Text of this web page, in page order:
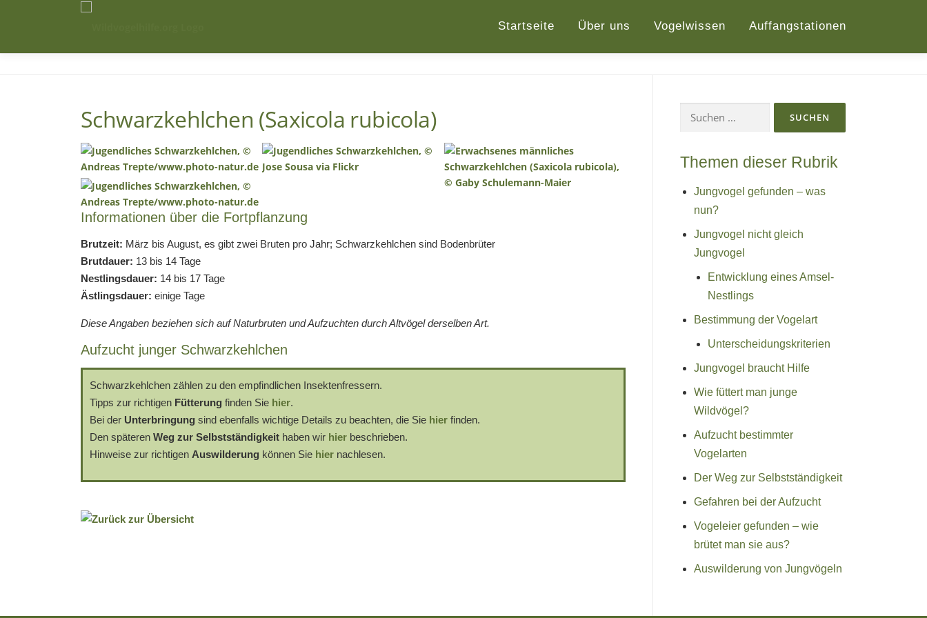
Startseite Über uns Vogelwissen Auffangstationen
Schwarzkehlchen (Saxicola rubicola)
Informationen über die Fortpflanzung
Brutzeit: März bis August, es gibt zwei Bruten pro Jahr; Schwarzkehlchen sind Bodenbrüter
Brutdauer: 13 bis 14 Tage
Nestlingsdauer: 14 bis 17 Tage
Ästlingsdauer: einige Tage
Diese Angaben beziehen sich auf Naturbruten und Aufzuchten durch Altvögel derselben Art.
Aufzucht junger Schwarzkehlchen
Schwarzkehlchen zählen zu den empfindlichen Insektenfressern.
Tipps zur richtigen Fütterung finden Sie hier.
Bei der Unterbringung sind ebenfalls wichtige Details zu beachten, die Sie hier finden.
Den späteren Weg zur Selbstständigkeit haben wir hier beschrieben.
Hinweise zur richtigen Auswilderung können Sie hier nachlesen.
nach:
Themen dieser Rubrik
Jungvogel gefunden – was
nun?
Jungvogel nicht gleich
Jungvogel
Entwicklung eines Amsel-
Nestlings
Bestimmung der Vogelart
Unterscheidungskriterien
Jungvogel braucht Hilfe
Wie füttert man junge
Wildvögel?
Aufzucht bestimmter
Vogelarten
Der Weg zur Selbstständigkeit
Gefahren bei der Aufzucht
Vogeleier gefunden – wie
brütet man sie aus?
Auswilderung von Jungvögeln